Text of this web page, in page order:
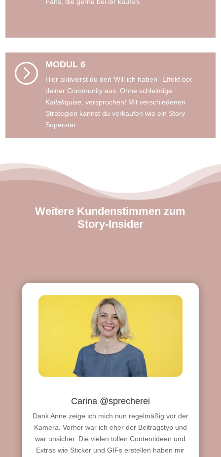
Fans, die gerne bei dir kaufen.
= MODUL 6
Hier aktivierst du den“Will ich haben”-Effekt bei
deiner Community aus. Ohne schleimige
Kaltakquise, versprochen! Mit verschiedenen
Strategien kannst du verkaufen wie ein Story
Superstar.
Weitere Kundenstimmen zum
Story-Insider
Carina @sprecherei
Dank Anne zeige ich mich nun regelmäßig vor der
Kamera. Vorher war ich eher der Beitragstyp und
war unsicher. Die vielen tollen Contentideen und
Extras wie Sticker und GIFs erstellen haben mir